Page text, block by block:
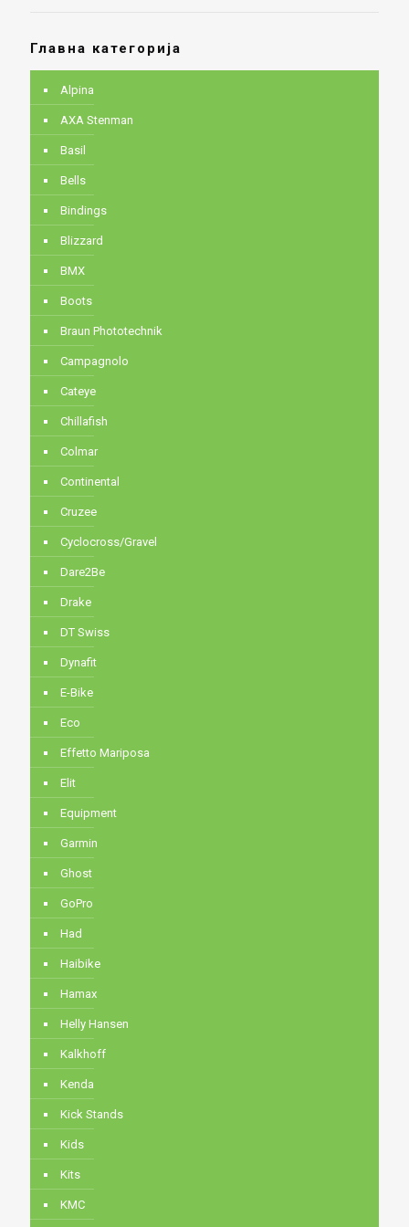
Главна категорија
Alpina
AXA Stenman
Basil
Bells
Bindings
Blizzard
BMX
Boots
Braun Phototechnik
Campagnolo
Cateye
Chillafish
Colmar
Continental
Cruzee
Cyclocross/Gravel
Dare2Be
Drake
DT Swiss
Dynafit
E-Bike
Eco
Effetto Mariposa
Elit
Equipment
Garmin
Ghost
GoPro
Had
Haibike
Hamax
Helly Hansen
Kalkhoff
Kenda
Kick Stands
Kids
Kits
KMC